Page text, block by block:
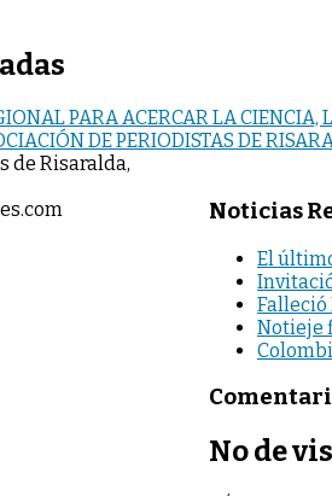
PARA ACERCAR LA CIENCIA,
DE PERIODISTAS DE
Noticias
El
Falleció
Notieje
No de
de Risaralda,